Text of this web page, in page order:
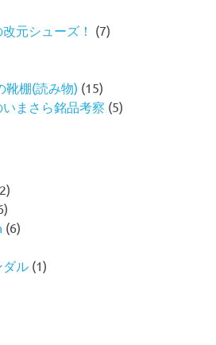
元シューズ！ (7)
靴棚(読み物) (15)
まさら銘品考察 (5)
(6)
ダル(1)